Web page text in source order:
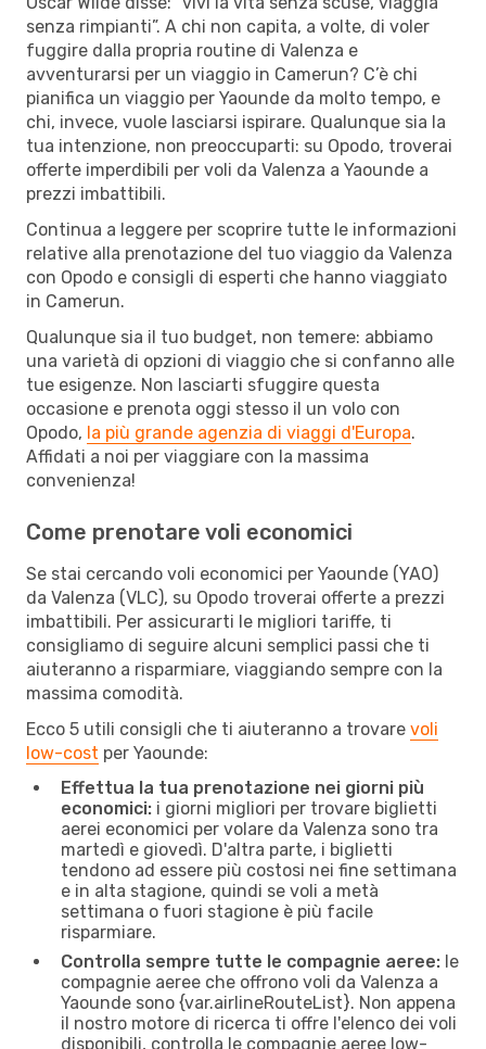
senza rimpianti”. A chi non capita, a volte, di voler
fuggire dalla propria routine di Valenza e
avventurarsi per un viaggio in Camerun? C’è chi
pianifica un viaggio per Yaounde da molto tempo, e
chi, invece, vuole lasciarsi ispirare. Qualunque sia la
tua intenzione, non preoccuparti: su Opodo, troverai
offerte imperdibili per voli da Valenza a Yaounde a
prezzi imbattibili.
Continua a leggere per scoprire tutte le informazioni
relative alla prenotazione del tuo viaggio da Valenza
con Opodo e consigli di esperti che hanno viaggiato
in Camerun.
Qualunque sia il tuo budget, non temere: abbiamo
una varietà di opzioni di viaggio che si confanno alle
tue esigenze. Non lasciarti sfuggire questa
occasione e prenota oggi stesso il un volo con
Opodo, la più grande agenzia di viaggi d'Europa.
Affidati a noi per viaggiare con la massima
convenienza!
Come prenotare voli economici
Se stai cercando voli economici per Yaounde (YAO)
da Valenza (VLC), su Opodo troverai offerte a prezzi
imbattibili. Per assicurarti le migliori tariffe, ti
consigliamo di seguire alcuni semplici passi che ti
aiuteranno a risparmiare, viaggiando sempre con la
massima comodità.
Ecco 5 utili consigli che ti aiuteranno a trovare voli
low-cost per Yaounde:
Effettua la tua prenotazione nei giorni più
economici: i giorni migliori per trovare biglietti
aerei economici per volare da Valenza sono tra
martedì e giovedì. D'altra parte, i biglietti
tendono ad essere più costosi nei fine settimana
e in alta stagione, quindi se voli a metà
settimana o fuori stagione è più facile
risparmiare.
Controlla sempre tutte le compagnie aeree: le
compagnie aeree che offrono voli da Valenza a
Yaounde sono {​var.airlineRouteList}. Non appena
il nostro motore di ricerca ti offre l'elenco dei voli
disponibili, controlla le compagnie aeree low-